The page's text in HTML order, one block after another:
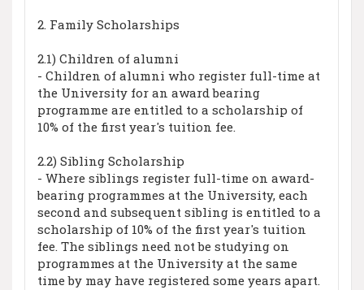
2. Family Scholarships
2.1) Children of alumni
- Children of alumni who register full-time at
the University for an award bearing
programme are entitled to a scholarship of
10% of the first year's tuition fee.
2.2) Sibling Scholarship
- Where siblings register full-time on award-
bearing programmes at the University, each
second and subsequent sibling is entitled to a
scholarship of 10% of the first year's tuition
fee. The siblings need not be studying on
programmes at the University at the same
time by may have registered some years apart.